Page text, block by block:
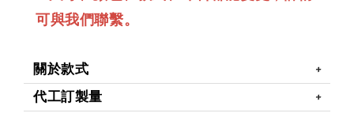
可與我們聯繫。
關於款式
代工訂製量